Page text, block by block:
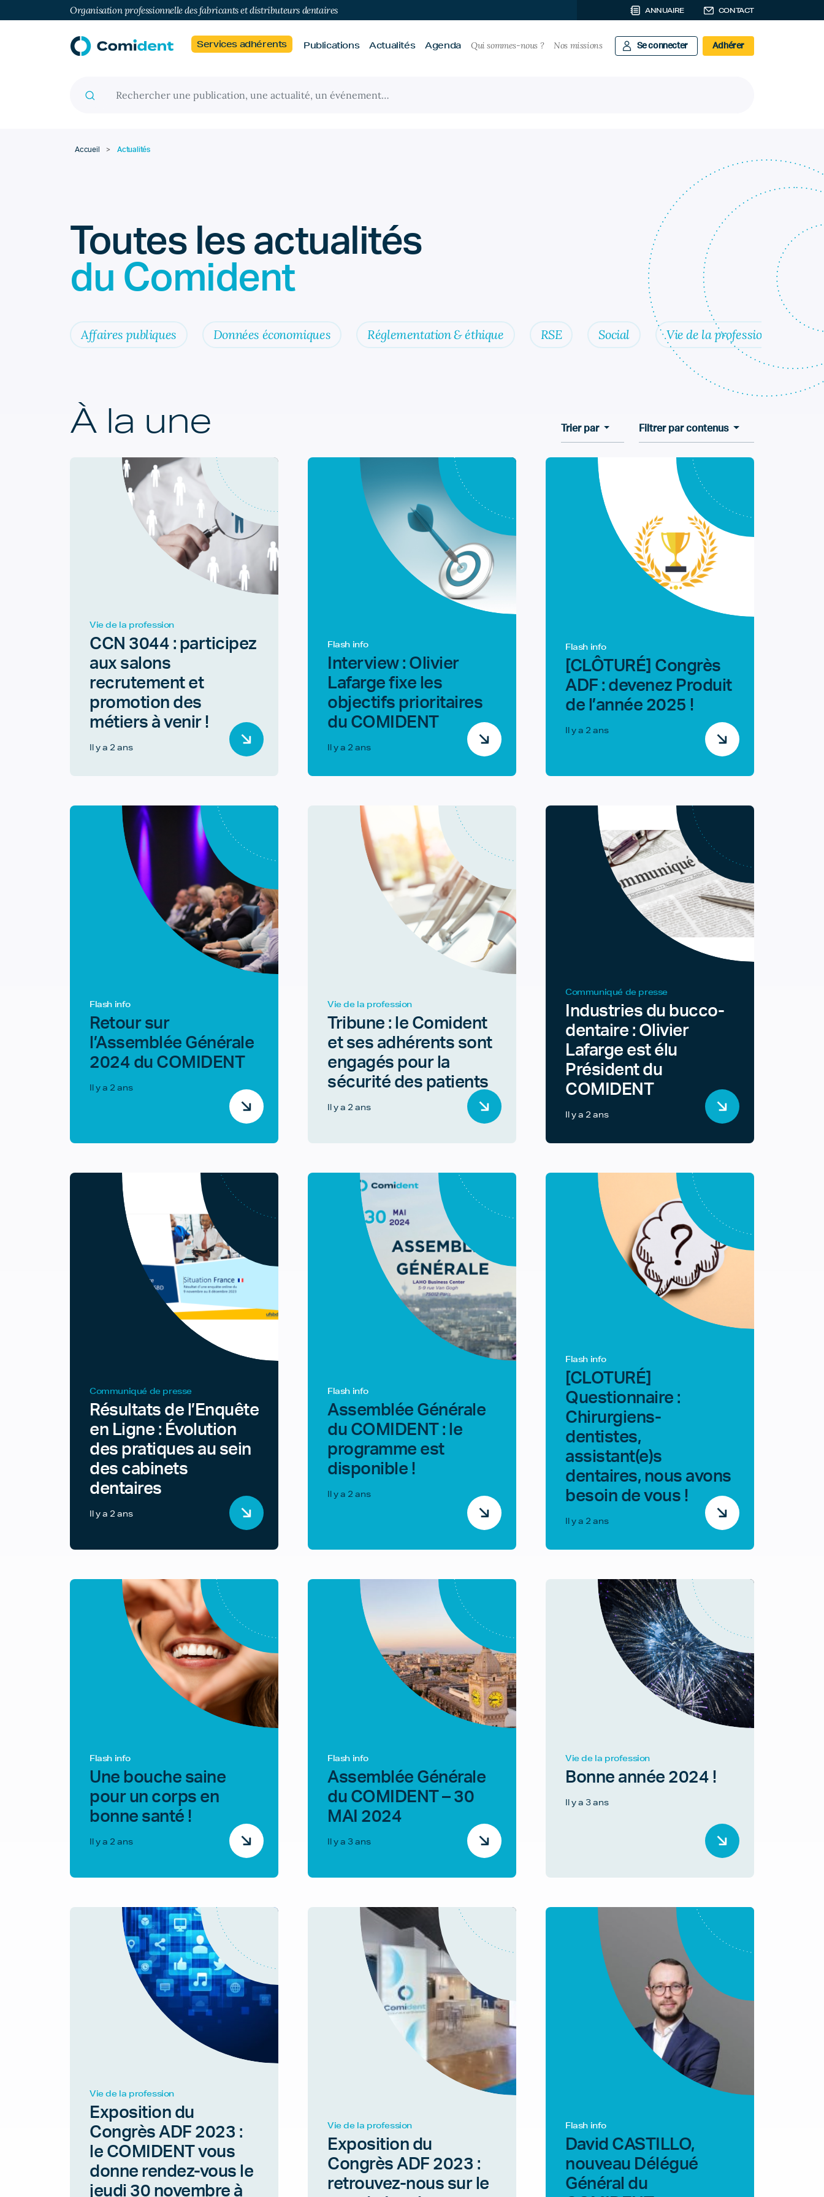
Organisation professionnelle des fabricants et distributeurs dentaires ANNUAIRE CONTACT
Services adhérents Publications Actualités Agenda Qui sommes-nous ? Nos missions Se connecter Adhérer
Accueil > Actualités
Toutes les actualités
du Comident
Affaires publiques Données économiques Réglementation & éthique RSE Social Vie de la profession
À la une Trier par Filtrer par contenus
Vie de la profession
CCN 3044 : participez
aux salons
recrutement et
promotion des
métiers à venir !
Il y a 2 ans
Flash info
Interview : Olivier
Lafarge fixe les
objectifs prioritaires
du COMIDENT
Il y a 2 ans
Flash info
[CLÔTURÉ] Congrès
ADF : devenez Produit
de l’année 2025 !
Il y a 2 ans
Flash info
Retour sur
l’Assemblée Générale
2024 du COMIDENT
Il y a 2 ans
Vie de la profession
Tribune : le Comident
et ses adhérents sont
engagés pour la
sécurité des patients
Il y a 2 ans
Communiqué de presse
Industries du bucco-
dentaire : Olivier
Lafarge est élu
Président du
COMIDENT
Il y a 2 ans
Communiqué de presse
Résultats de l’Enquête
en Ligne : Évolution
des pratiques au sein
des cabinets
dentaires
Il y a 2 ans
Flash info
Assemblée Générale
du COMIDENT : le
programme est
disponible !
Il y a 2 ans
Flash info
[CLOTURÉ]
Questionnaire :
Chirurgiens-
dentistes,
assistant(e)s
dentaires, nous avons
besoin de vous !
Il y a 2 ans
Flash info
Une bouche saine
pour un corps en
bonne santé !
Il y a 2 ans
Flash info
Assemblée Générale
du COMIDENT – 30
MAI 2024
Il y a 3 ans
Vie de la profession
Bonne année 2024 !
Il y a 3 ans
Vie de la profession
Exposition du
Congrès ADF 2023 :
le COMIDENT vous
donne rendez-vous le
jeudi 30 novembre à
Vie de la profession
Exposition du
Congrès ADF 2023 :
retrouvez-nous sur le
Flash info
David CASTILLO,
nouveau Délégué
Général du